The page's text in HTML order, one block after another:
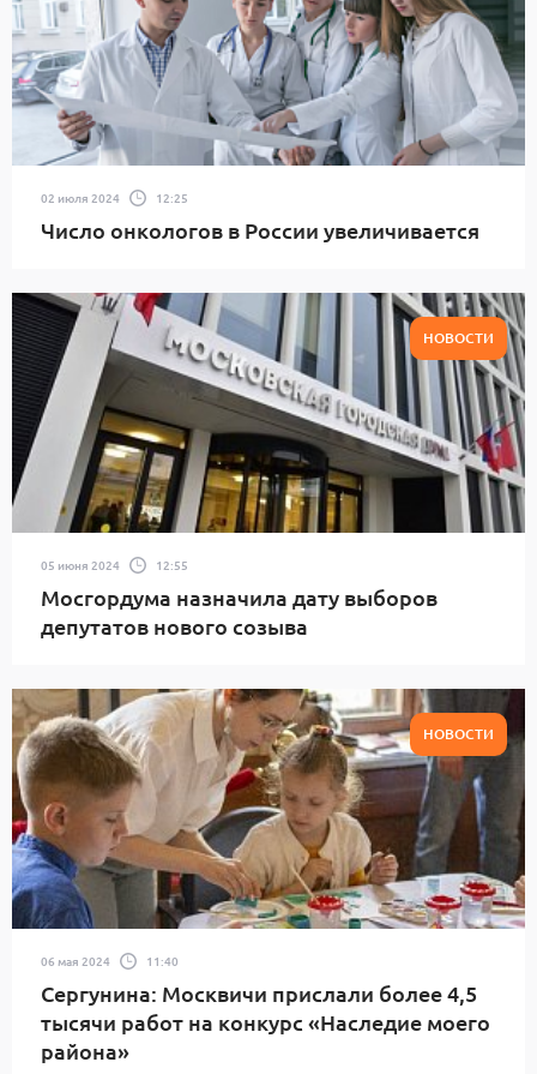
02 июля 2024 12:25
Число онкологов в России увеличивается
НОВОСТИ
05 июня 2024 12:55
Мосгордума назначила дату выборов
депутатов нового созыва
НОВОСТИ
06 мая 2024 11:40
Сергунина: Москвичи прислали более 4,5
тысячи работ на конкурс «Наследие моего
района»